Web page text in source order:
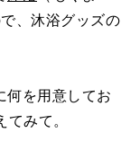
、沐浴グッズの
何を用意してお
みて。